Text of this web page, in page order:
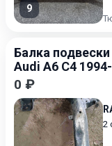
9
Балка
Audi A6 C4
0 ₽
2